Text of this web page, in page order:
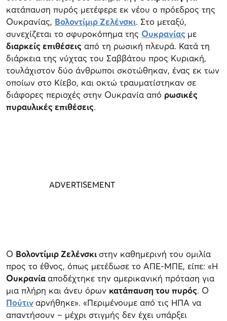
κατάπαυση πυρός μετέφερε εκ νέου ο πρόεδρος της
Ουκρανίας, Βολοντίμιρ Ζελένσκι. Στο μεταξύ,
συνεχίζεται το σφυροκόπημα της Ουκρανίας με
διαρκείς επιθέσεις από τη ρωσική πλευρά. Κατά τη
διάρκεια της νύχτας του Σαββάτου προς Κυριακή,
τουλάχιστον δύο άνθρωποι σκοτώθηκαν, ένας εκ των
οποίων στο Κίεβο, και οκτώ τραυματίστηκαν σε
διάφορες περιοχές στην Ουκρανία από ρωσικές
πυραυλικές επιθέσεις.
Ο Βολοντίμιρ Ζελένσκιστην καθημερινή του ομιλία
προς το έθνος, όπως μετέδωσε το ΑΠΕ-ΜΠΕ, είπε: «Η
Ουκρανίααποδέχτηκε την αμερικανική πρόταση για
μια πλήρη και άνευ όρων κατάπαυση του πυρός. Ο
Πούτιναρνήθηκε». «Περιμένουμε από τις ΗΠΑ να
απαντήσουν – μέχρι στιγμής δεν έχει υπάρξει